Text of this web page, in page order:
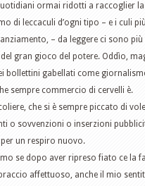
ormai ridotti a raccoglier
di leccaculi d’ogni tipo – e i culi
– da leggere ci sono
gran gioco del potere. Oddìo,
bollettini gabellati come
sempre commercio di cervelli è.
che si è sempre piccato di
o sovvenzioni o inserzioni
un respiro nuovo.
se dopo aver ripreso fiato ce la
affettuoso, anche il mio